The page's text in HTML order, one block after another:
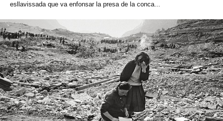
esllavissada que va enfonsar la presa de la conca...